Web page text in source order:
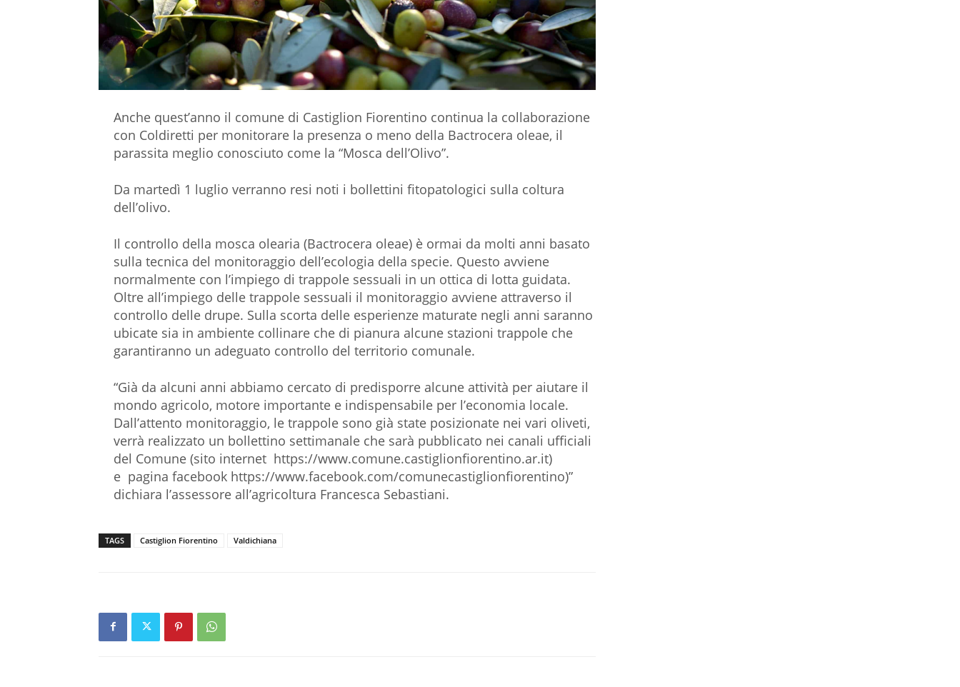
Anche quest’anno il comune di Castiglion Fiorentino continua la collaborazione
con Coldiretti per monitorare la presenza o meno della Bactrocera oleae, il
parassita meglio conosciuto come la “Mosca dell’Olivo”.
Da martedì 1 luglio verranno resi noti i bollettini fitopatologici sulla coltura
dell’olivo.
Il controllo della mosca olearia (Bactrocera oleae) è ormai da molti anni basato
sulla tecnica del monitoraggio dell’ecologia della specie. Questo avviene
normalmente con l’impiego di trappole sessuali in un ottica di lotta guidata.
Oltre all’impiego delle trappole sessuali il monitoraggio avviene attraverso il
controllo delle drupe. Sulla scorta delle esperienze maturate negli anni saranno
ubicate sia in ambiente collinare che di pianura alcune stazioni trappole che
garantiranno un adeguato controllo del territorio comunale.
“Già da alcuni anni abbiamo cercato di predisporre alcune attività per aiutare il
mondo agricolo, motore importante e indispensabile per l’economia locale.
Dall’attento monitoraggio, le trappole sono già state posizionate nei vari oliveti,
verrà realizzato un bollettino settimanale che sarà pubblicato nei canali ufficiali
del Comune (sito internet https://www.comune.castiglionfiorentino.ar.it)
e pagina facebook https://www.facebook.com/comunecastiglionfiorentino)”
dichiara l’assessore all’agricoltura Francesca Sebastiani.
TAGS Castiglion Fiorentino Valdichiana